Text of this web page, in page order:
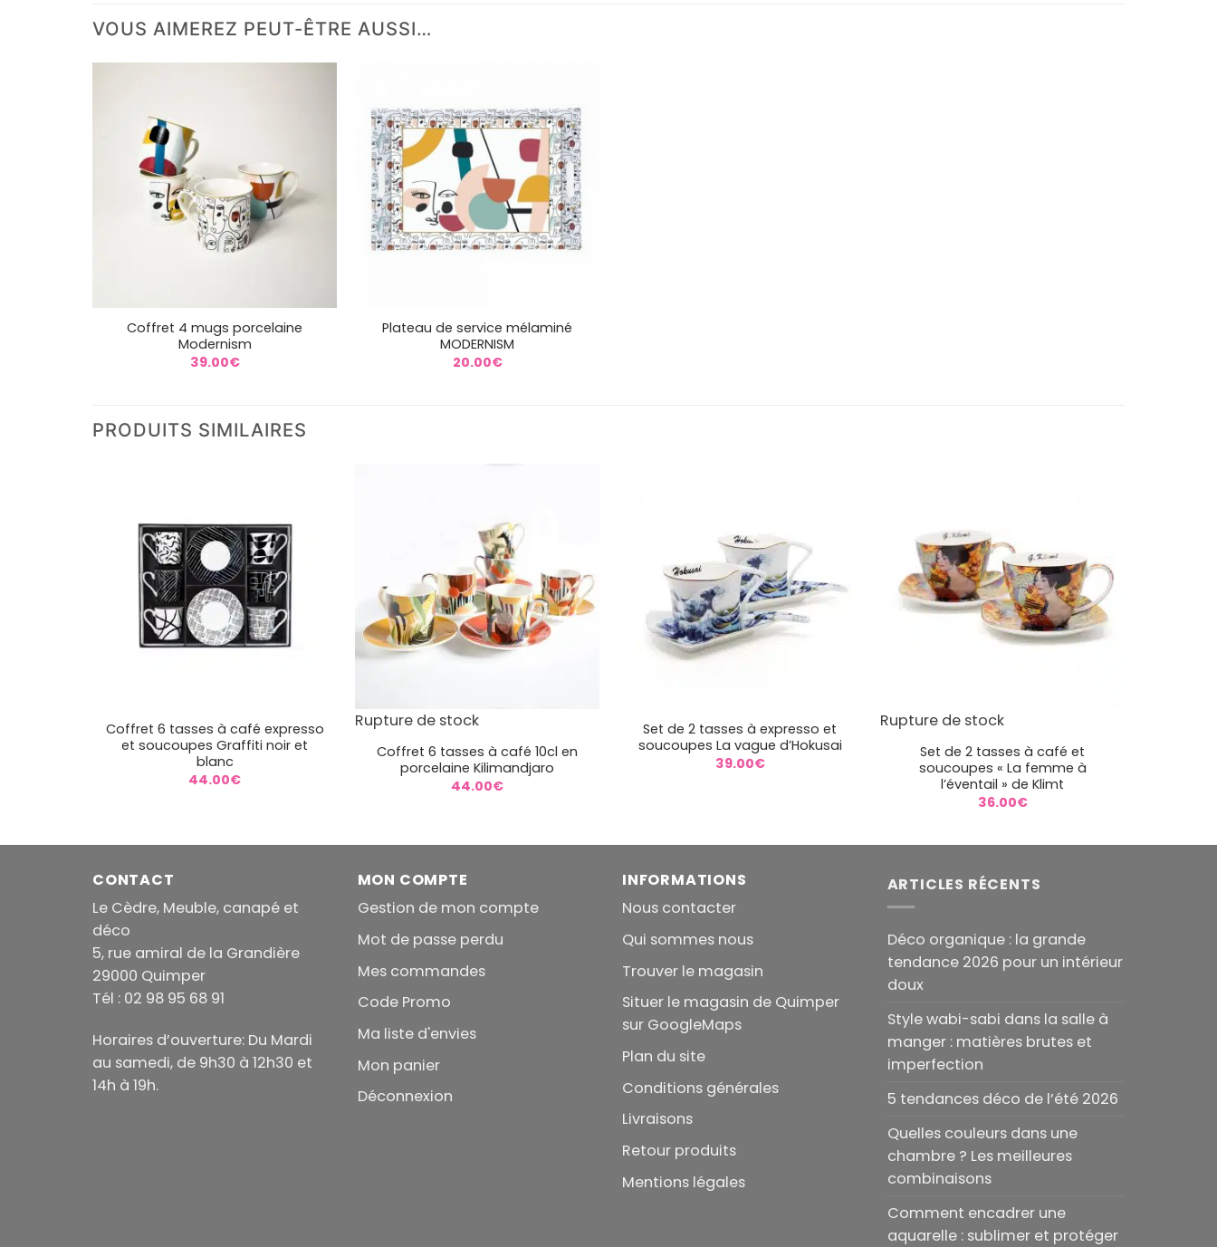
VOUS AIMEREZ PEUT-ÊTRE AUSSI…
Coffret 4 mugs porcelaine
Modernism
39.00€
Plateau de service mélaminé
MODERNISM
20.00€
PRODUITS SIMILAIRES
Coffret 6 tasses à café expresso
et soucoupes Graffiti noir et
blanc
44.00€
Rupture de stock
Coffret 6 tasses à café 10cl en
porcelaine Kilimandjaro
44.00€
Set de 2 tasses à expresso et
soucoupes La vague d’Hokusai
39.00€
Rupture de stock
Set de 2 tasses à café et
soucoupes « La femme à
l’éventail » de Klimt
36.00€
CONTACT
Le Cèdre, Meuble, canapé et
déco
5, rue amiral de la Grandière
29000 Quimper
Tél : 02 98 95 68 91
Horaires d’ouverture: Du Mardi
au samedi, de 9h30 à 12h30 et
14h à 19h.
MON COMPTE
Gestion de mon compte
Mot de passe perdu
Mes commandes
Code Promo
Ma liste d'envies
Mon panier
Déconnexion
INFORMATIONS
Nous contacter
Qui sommes nous
Trouver le magasin
Situer le magasin de Quimper
sur GoogleMaps
Plan du site
Conditions générales
Livraisons
Retour produits
Mentions légales
ARTICLES RÉCENTS
Déco organique : la grande
tendance 2026 pour un intérieur
doux
Style wabi-sabi dans la salle à
manger : matières brutes et
imperfection
5 tendances déco de l’été 2026
Quelles couleurs dans une
chambre ? Les meilleures
combinaisons
Comment encadrer une
aquarelle : sublimer et protéger